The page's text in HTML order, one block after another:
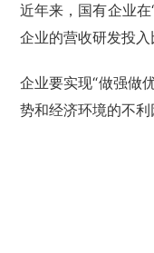
近年来，国有企业
企业的营收研发投
企业要实现“做强做
势和经济环境的不